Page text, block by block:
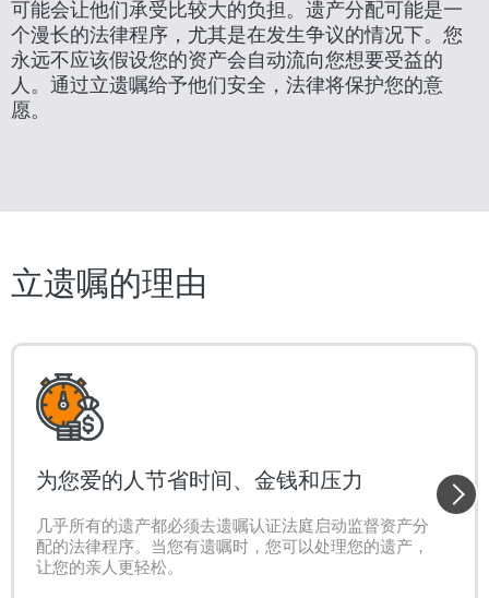
可能会让他们承受比较大的负担。遗产分配可能是一
个漫长的法律程序，尤其是在发生争议的情况下。您
永远不应该假设您的资产会自动流向您想要受益的
人。通过立遗嘱给予他们安全，法律将保护您的意
愿。
立遗嘱的理由
为您爱的人节省时间、金钱和压力
几乎所有的遗产都必须去遗嘱认证法庭启动监督资产分
配的法律程序。当您有遗嘱时，您可以处理您的遗产，
让您的亲人更轻松。